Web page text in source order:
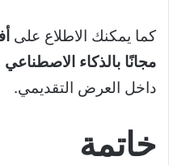
كما يمكنك الاطلاع على
مجانًا بالذكاء الاصطناعي
داخل العرض التقديمي.
خاتمة